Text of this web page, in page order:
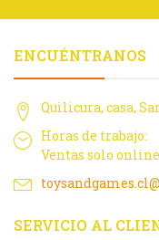
ENCUÉNTRANOS
Quilicura, casa,
Horas de trabajo:
Ventas solo online
SERVICIO AL